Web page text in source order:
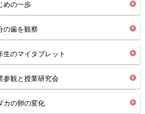
の一歩
歯を観察
のマイタブレット
観と授業研究会
の卵の変化